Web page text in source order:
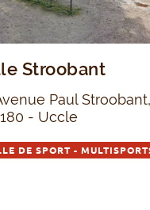
Stroobant
Paul
- Uccle
DE SPORT -